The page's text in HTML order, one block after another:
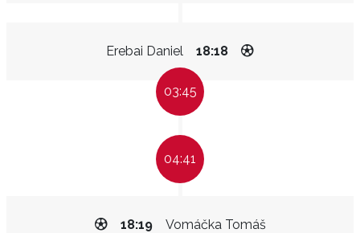
Erebai Daniel 18:18
03:45
04:41
Vomáčka Tomáš
18:19